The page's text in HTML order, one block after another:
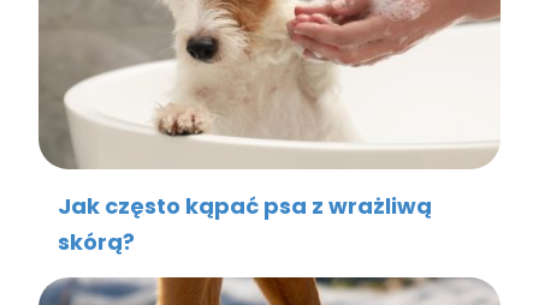
Jak często kąpać psa z wrażliwą
skórą?